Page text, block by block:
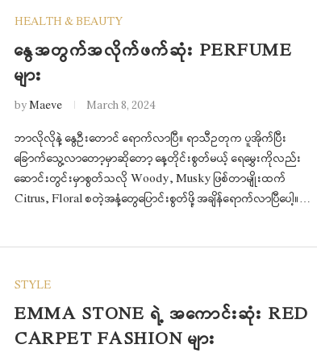
HEALTH & BEAUTY
နွေအတွက်အလိုက်ဖက်ဆုံး PERFUME
များ
byMaeve March 8, 2024
ဘာလိုလိုနဲ့ နွေဦးတောင် ရောက်လာပြီ။ ရာသီဥတုက ပူအိုက်ပြီး
ခြောက်သွေ့လာတော့မှာဆိုတော့ နေ့တိုင်းစွတ်မယ့် ရေမွှေးကိုလည်း
ဆောင်းတွင်းမှာစွတ်သလို Woody, Musky ဖြစ်တာမျိုးထက်
Citrus, Floral စတဲ့အနံ့တွေ‌ပြောင်းစွတ်ဖို့ အချိန်ရောက်လာပြီပေါ့။…
STYLE
EMMA STONE ရဲ့ အကောင်းဆုံး RED
CARPET FASHION များ